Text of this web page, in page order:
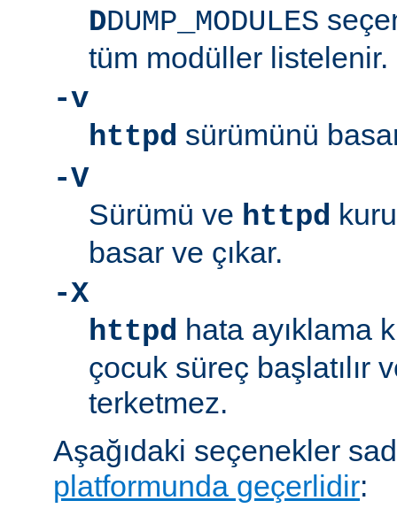
DDUMP_MODULES
tüm modüller listelenir.
-v
httpd sürümünü
-V
Sürümü ve httpd
basar ve çıkar.
-X
httpd hata ayıklama
çocuk süreç başlatılır
terketmez.
Aşağıdaki seçenekler
platformunda geçerlidir: